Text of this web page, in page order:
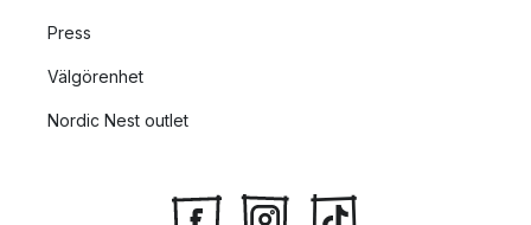
Press
Välgörenhet
Nordic Nest outlet